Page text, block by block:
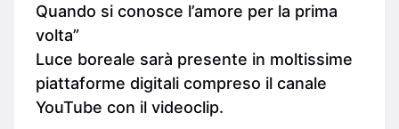
Quando si conosce l’amore per la prima
volta”
Luce boreale sarà presente in moltissime
piattaforme digitali compreso il canale
YouTube con il videoclip.